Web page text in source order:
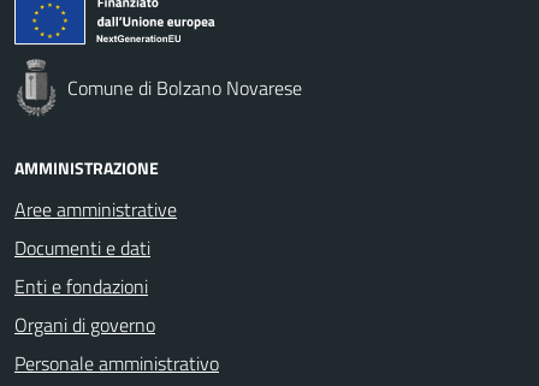
Comune di Bolzano Novarese
AMMINISTRAZIONE
Aree amministrative
Documenti e dati
Enti e fondazioni
Organi di governo
Personale amministrativo